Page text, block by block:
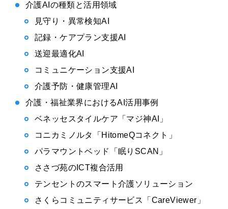
介護AIの種類と活用領域
見守り・異常検知AI
記録・ケアプラン支援AI
送迎最適化AI
コミュニケーション支援AI
介護予防・健康管理AI
介護・福祉業界におけるAI活用事例
ベネッセスタイルケア「マジ神AI」
コニカミノルタ「HitomeQコネクト」
パラマウントベッド「眠りSCAN」
ささづ苑のICT複合活用
テンセントのスマート介護ソリューション
さくらコミュニティサービス「CareViewer」